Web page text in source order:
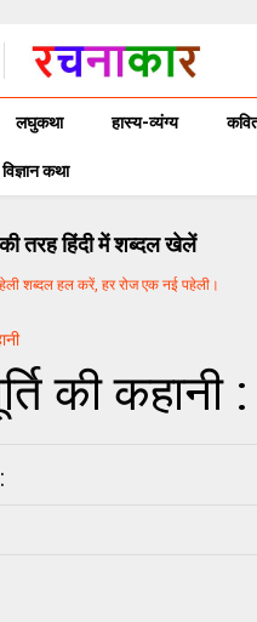
लघुकथा हास्य-व्यंग्य
विज्ञान कथा
तरह हिंदी में शब्दल खेलें
शब्दल हल करें, हर रोज एक नई पहेली।
की कहानी